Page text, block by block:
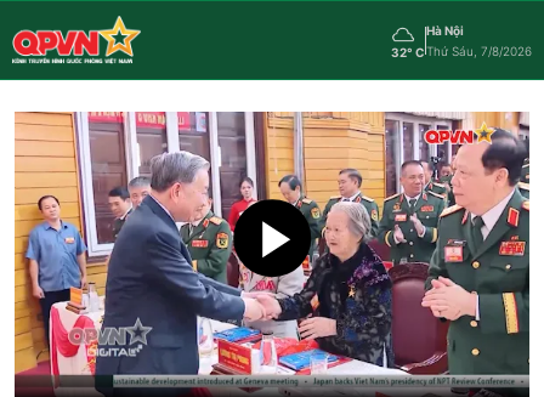
32° C
Hà Nội
Thứ Sáu, 7/8/2026